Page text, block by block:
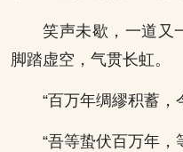
笑声未歇，一道又
脚踏虚空，气贯长虹。
“百万年绸繆积蓄，
“吾等蛰伏百万年，